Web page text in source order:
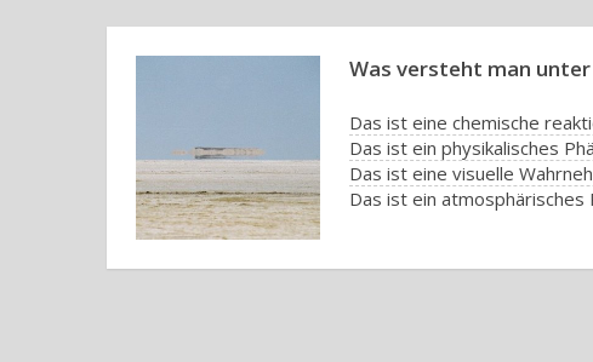
Was versteht man
Das ist eine chemische
Das ist ein physikalisches
Das ist eine visuelle
Das ist ein atmosphärisches